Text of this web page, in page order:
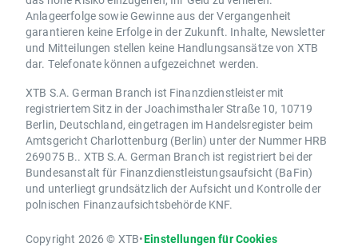
Anlageerfolge sowie Gewinne aus der Vergangenheit
garantieren keine Erfolge in der Zukunft. Inhalte, Newsletter
und Mitteilungen stellen keine Handlungsansätze von XTB
dar. Telefonate können aufgezeichnet werden.
XTB S.A. German Branch ist Finanzdienstleister mit
registriertem Sitz in der Joachimsthaler Straße 10, 10719
Berlin, Deutschland, eingetragen im Handelsregister beim
Amtsgericht Charlottenburg (Berlin) unter der Nummer HRB
269075 B.. XTB S.A. German Branch ist registriert bei der
Bundesanstalt für Finanzdienstleistungsaufsicht (BaFin)
und unterliegt grundsätzlich der Aufsicht und Kontrolle der
polnischen Finanzaufsichtsbehörde KNF.
Copyright 2026 © XTB•Einstellungen für Cookies